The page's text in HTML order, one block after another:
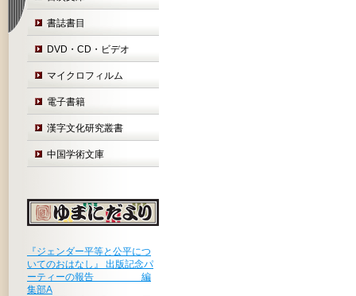
書誌書目
DVD・CD・ビデオ
マイクロフィルム
電子書籍
漢字文化研究叢書
中国学術文庫
『ジェンダー平等と公平につ
いてのおはなし』 出版記念パ
ーティーの報告 編
集部A